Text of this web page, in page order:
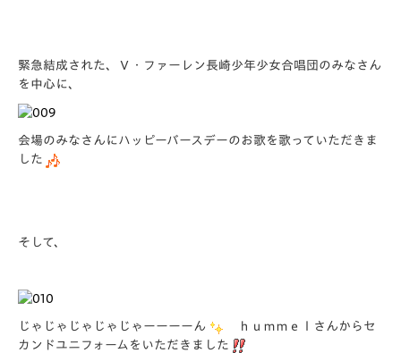
緊急結成された、Ｖ・ファーレン長崎少年少女合唱団のみなさん
を中心に、
会場のみなさんにハッピーバースデーのお歌を歌っていただきま
した
そして、
じゃじゃじゃじゃじゃーーーーん
ｈｕｍｍｅｌさんからセ
カンドユニフォームをいただきました